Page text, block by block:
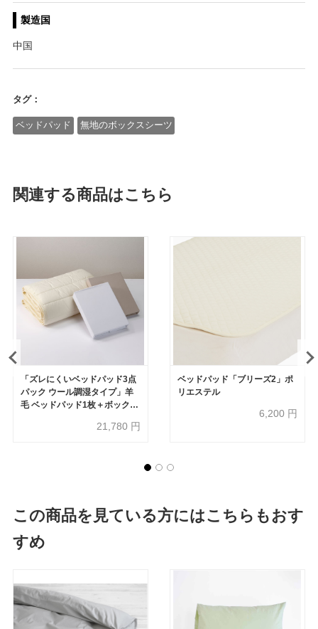
製造国
中国
タグ：
ベッドパッド 無地のボックスシーツ
関連する商品はこちら
「ズレにくいベッドパッド3点
パック ウール調湿タイプ」羊
毛 ベッドパッド1枚＋ボックス
21,780 円
ベッドパッド「ブリーズ2」ポ
リエステル
6,200 円
この商品を見ている方にはこちらもおす
すめ